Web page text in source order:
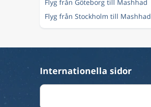
Flyg från Göteborg till Mashhad
Flyg från Stockholm till Mashhad
Internationella sidor